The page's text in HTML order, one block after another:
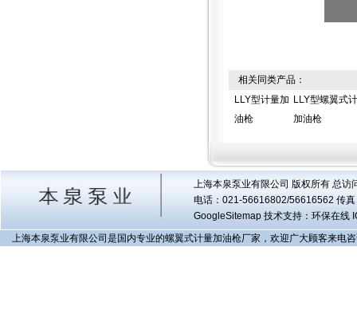
相关同类产品：
LLY型计量加
油枪
LLY型螺翼式
加油枪
上海本泉泵业有限公司 版权所有 总访
电话：021-56616802/56616562 传
GoogleSitemap技术支持：环保在线
上海本泉泵业有限公司是国内专业的螺翼式计量加油枪厂家，欢迎广大顾客来电